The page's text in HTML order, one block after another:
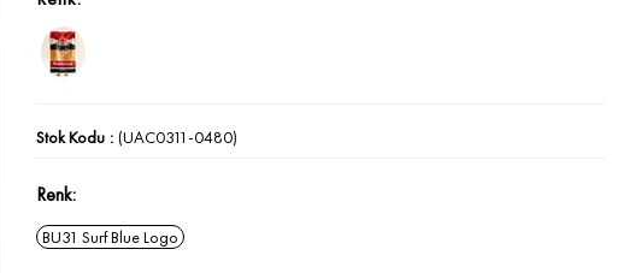
Stok Kodu (UAC0311-0480)
Renk
BU31 Surf Blue Logo